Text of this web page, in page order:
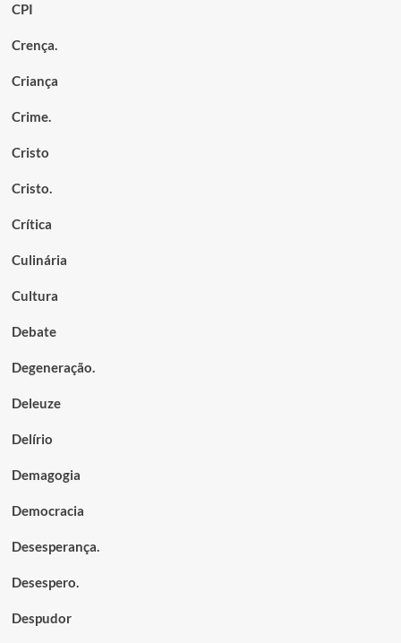
CPI
Crença.
Criança
Crime.
Cristo
Cristo.
Crítica
Culinária
Cultura
Debate
Degeneração.
Deleuze
Delírio
Demagogia
Democracia
Desesperança.
Desespero.
Despudor